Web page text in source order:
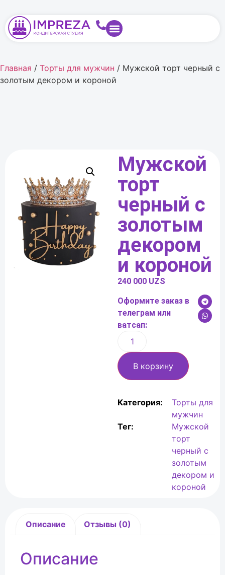
Главная / Торты для мужчин / Мужской торт черный с
золотым декором и короной
Мужской
торт
черный с
золотым
декором
и короной
240 000 UZS
Оформите заказ в
телеграм или
ватсап:
В корзину
Категория:
Торты для
мужчин
Тег:
Мужской
торт
черный с
золотым
декором и
короной
Описание Отзывы (0)
Описание